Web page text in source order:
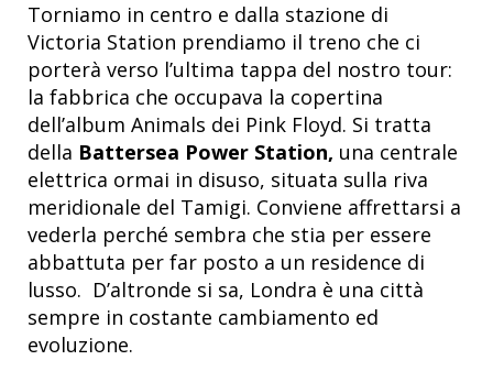
Torniamo in centro e dalla stazione di
Victoria Station prendiamo il treno che ci
porterà verso l’ultima tappa del nostro tour:
la fabbrica che occupava la copertina
dell’album Animals dei Pink Floyd. Si tratta
della Battersea Power Station, una centrale
elettrica ormai in disuso, situata sulla riva
meridionale del Tamigi. Conviene affrettarsi a
vederla perché sembra che stia per essere
abbattuta per far posto a un residence di
lusso. D’altronde si sa, Londra è una città
sempre in costante cambiamento ed
evoluzione.